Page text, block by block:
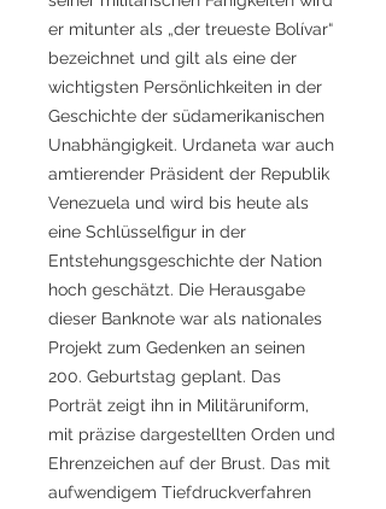
er mitunter als „der treueste Bolívar“
bezeichnet und gilt als eine der
wichtigsten Persönlichkeiten in der
Geschichte der südamerikanischen
Unabhängigkeit. Urdaneta war auch
amtierender Präsident der Republik
Venezuela und wird bis heute als
eine Schlüsselfigur in der
Entstehungsgeschichte der Nation
hoch geschätzt. Die Herausgabe
dieser Banknote war als nationales
Projekt zum Gedenken an seinen
200. Geburtstag geplant. Das
Porträt zeigt ihn in Militäruniform,
mit präzise dargestellten Orden und
Ehrenzeichen auf der Brust. Das mit
aufwendigem Tiefdruckverfahren